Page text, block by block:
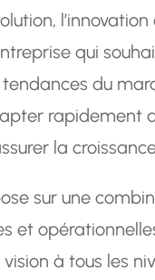
qui
du
rapidement
la
sur une
et
à tous les